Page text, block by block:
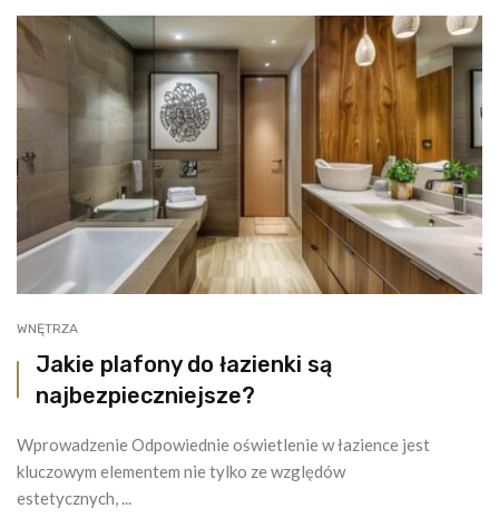
WNĘTRZA
Jakie plafony do łazienki są
najbezpieczniejsze?
Wprowadzenie Odpowiednie oświetlenie w łazience jest
kluczowym elementem nie tylko ze względów
estetycznych, ...